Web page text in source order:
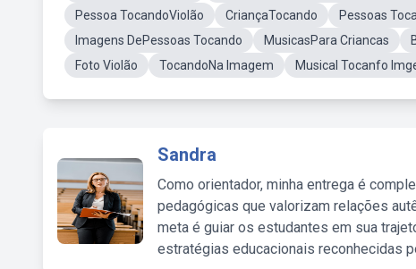
Pessoa TocandoViolão
CriançaTocando Pessoas
Imagens DePessoas Tocando
MusicasPara Criancas
Foto Violão
TocandoNa Imagem Musical Tocanfo
Sandra
Como orientador, minha entrega é
pedagógicas que valorizam relações
meta é guiar os estudantes em sua
estratégias educacionais reconhecidas